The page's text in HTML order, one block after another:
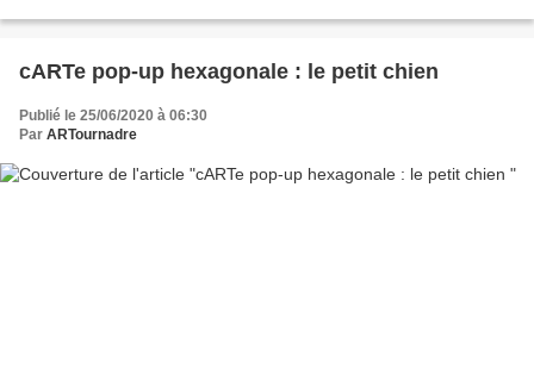
cARTe pop-up hexagonale : le petit chien
Publié le 25/06/2020 à 06:30
Par ARTournadre